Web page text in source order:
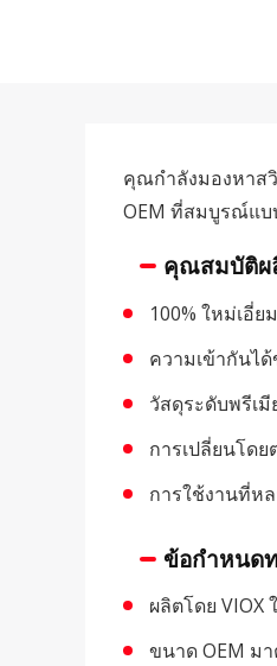
คุณกำลังมองหาส
OEM ที่สมบูรณ์แ
คุณสมบัติ
100% ใหม่เอี่
ความเข้ากันไ
วัสดุระดับพรีเ
การเปลี่ยนโดย
การใช้งานที่ห
ข้อกำหนด
ผลิตโดย VIOX
ขนาด OEM ม